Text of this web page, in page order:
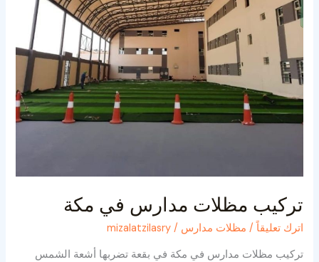
تركيب مظلات مدارس في مكة
اترك تعليقاً / مظلات مدارس /
mizalatzilasry
تركيب مظلات مدارس في مكة في بقعة تضربها أشعة الشمس